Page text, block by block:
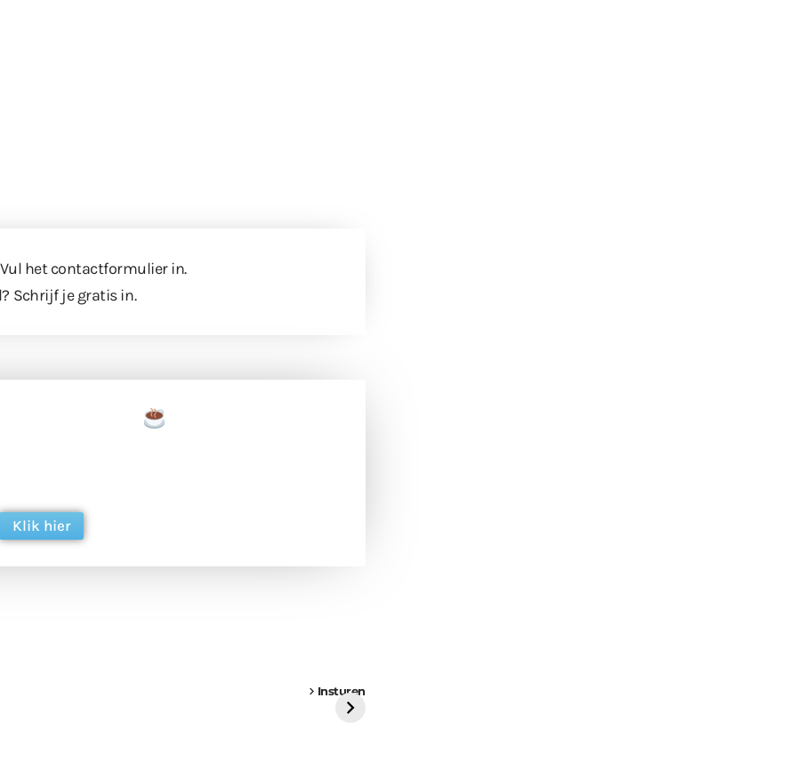
het contactformulierin.
Schrijf je gratis in.
Klik hier
Insturen